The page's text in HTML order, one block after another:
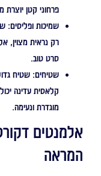
פרחוני קטן
שמיכות ופליסים:
רק נראית מצוין,
סרט טוב.
שטיחים: שטיח
קלאסית עדינה
מוגדרת ונעימה.
אלמנטים
המראה